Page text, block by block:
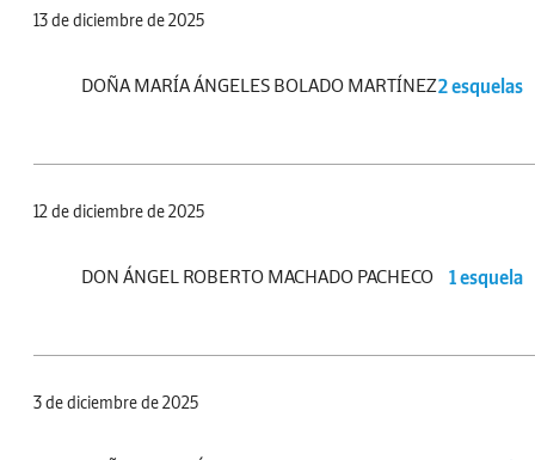
13 de diciembre de 2025
DOÑA MARÍA ÁNGELES BOLADO MARTÍNEZ2 esquelas
12 de diciembre de 2025
DON ÁNGEL ROBERTO MACHADO PACHECO 1 esquela
3 de diciembre de 2025